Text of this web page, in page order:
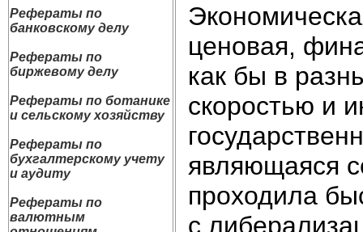
Рефераты по
банковскому делу
Рефераты по
биржевому делу
Рефераты по ботанике
и сельскому хозяйству
Рефераты по
бухгалтерскому учету
и аудиту
Рефераты по
валютным
ценовая,
как бы в
скоростью и
являющаяся
проходила
с